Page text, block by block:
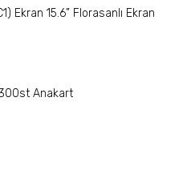
Ekran 15.6” Florasanlı Ekran
Anakart